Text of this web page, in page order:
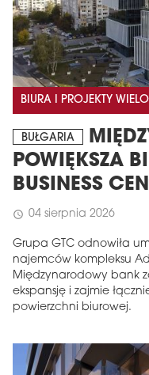
BIURA I PROJEKTY
BUŁGARIA
POWIĘKSZA
BUSINESS
schedule 04 sierpnia 2026
Grupa GTC odnowiła
najemców kompleksu
Międzynarodowy bank
ekspansję i zajmie
powierzchni biurowej.